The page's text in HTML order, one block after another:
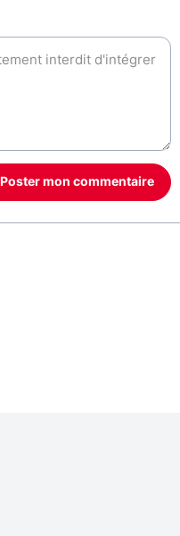
Poster mon commentaire